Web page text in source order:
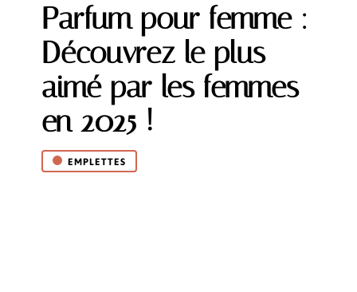
Parfum pour femme :
Découvrez le plus
aimé par les femmes
en 2025 !
EMPLETTES